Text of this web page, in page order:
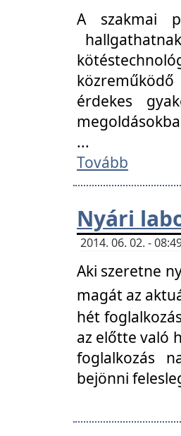
A szakmai
érdekes
...
Tovább
Nyári
2014. 06. 02. -
Aki szeretne
magát az
hét
az előtte való
foglalkozás
bejönni